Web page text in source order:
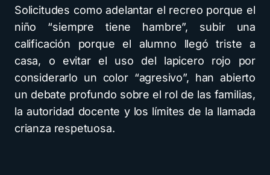
Solicitudes como adelantar el recreo porque el
niño “siempre tiene hambre”, subir una
calificación porque el alumno llegó triste a
casa, o evitar el uso del lapicero rojo por
considerarlo un color “agresivo”, han abierto
un debate profundo sobre el rol de las familias,
la autoridad docente y los límites de la llamada
crianza respetuosa.